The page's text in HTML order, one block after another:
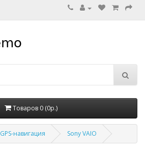
Товаров 0 (0р.)
GPS-навигация Sony VAIO